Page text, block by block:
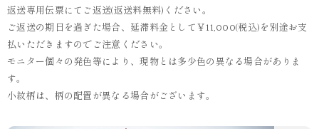
返送専用伝票にてご返送(返送料無料)ください。
ご返送の期日を過ぎた場合、延滞料金として￥11,000(税込)を別途お支
払いただきますのでご注意ください。
モニター個々の発色等により、現物とは多少色の異なる場合がありま
す。
小紋柄は、柄の配置が異なる場合がございます。